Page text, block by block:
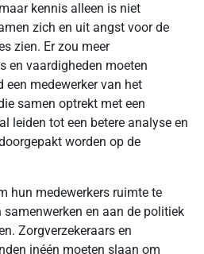
kennis alleen is niet
zich en uit angst voor de
zien. Er zou meer
en vaardigheden moeten
medewerker van het
samen optrekt met een
leiden tot een betere analyse en
worden op de
hun medewerkers ruimte te
en aan de politiek
Zorgverzekeraars en
inéén moeten slaan om